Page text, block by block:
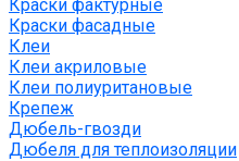
Краски фактурные
Краски фасадные
Клеи
Клеи акриловые
Клеи полиуритановые
Крепеж
Дюбель-гвозди
Дюбеля для теплоизоляции